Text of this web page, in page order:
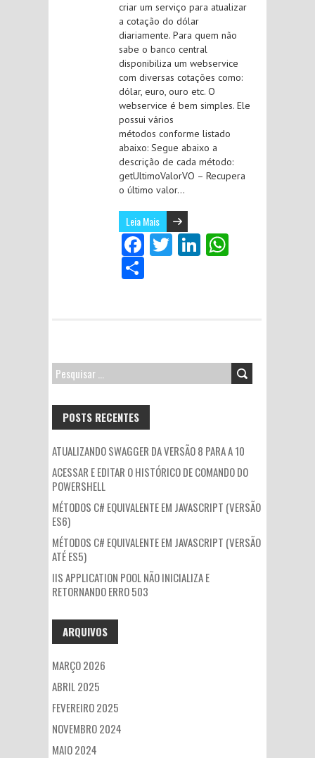
criar um serviço para atualizar
a cotação do dólar
diariamente. Para quem não
sabe o banco central
disponibiliza um webservice
com diversas cotações como:
dólar, euro, ouro etc. O
webservice é bem simples. Ele
possui vários
métodos conforme listado
abaixo: Segue abaixo a
descrição de cada método:
getUltimoValorVO – Recupera
o último valor…
Leia Mais
Fa
k
T Li
p
PESQUISAR
POSTS RECENTES
ATUALIZANDO SWAGGER DA VERSÃO 8 PARA A 10
ACESSAR E EDITAR O HISTÓRICO DE COMANDO DO
POWERSHELL
MÉTODOS C# EQUIVALENTE EM JAVASCRIPT (VERSÃO
ES6)
MÉTODOS C# EQUIVALENTE EM JAVASCRIPT (VERSÃO
ATÉ ES5)
IIS APPLICATION POOL NÃO INICIALIZA E
RETORNANDO ERRO 503
ARQUIVOS
MARÇO 2026
ABRIL 2025
FEVEREIRO 2025
NOVEMBRO 2024
MAIO 2024